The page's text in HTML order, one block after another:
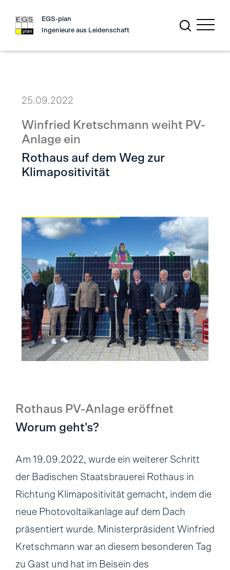
EGS-plan
Ingenieure aus Leidenschaft
25.09.2022
Winfried Kretschmann weiht PV-
Anlage ein
Rothaus auf dem Weg zur
Klimapositivität
Rothaus PV-Anlage eröffnet
Worum geht's?
Am 19.09.2022, wurde ein weiterer Schritt
der Badischen Staatsbrauerei Rothaus in
Richtung Klimapositivität gemacht, indem die
neue Photovoltaikanlage auf dem Dach
präsentiert wurde. Ministerpräsident Winfried
Kretschmann war an diesem besonderen Tag
zu Gast und hat im Beisein des